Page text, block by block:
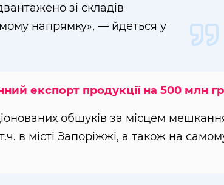
зі складів
напрямку», — йдеться у
експорт продукції на 500 млн
обшуків за місцем
в місті Запоріжжі, а також на